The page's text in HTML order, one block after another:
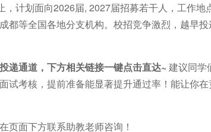
计划面向2026届, 2027届招募若干人，工作地
都等全国各地分支机构。校招竞争激烈，越早
递通道，下方相关链接一键点击直达~ 建议同学
考核，提前准备能显著提升通过率！能让你在
页面下方联系助教老师咨询！